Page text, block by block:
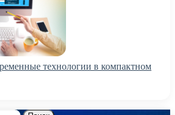
технологии в компактном